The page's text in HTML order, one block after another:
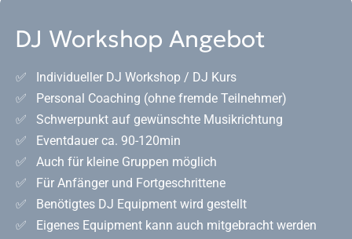
DJ Workshop Angebot
✅ Individueller DJ Workshop / DJ Kurs
✅ Personal Coaching (ohne fremde Teilnehmer)
✅ Schwerpunkt auf gewünschte Musikrichtung
✅ Eventdauer ca. 90-120min
✅ Auch für kleine Gruppen möglich
✅ Für Anfänger und Fortgeschrittene
✅ Benötigtes DJ Equipment wird gestellt
✅ Eigenes Equipment kann auch mitgebracht werden